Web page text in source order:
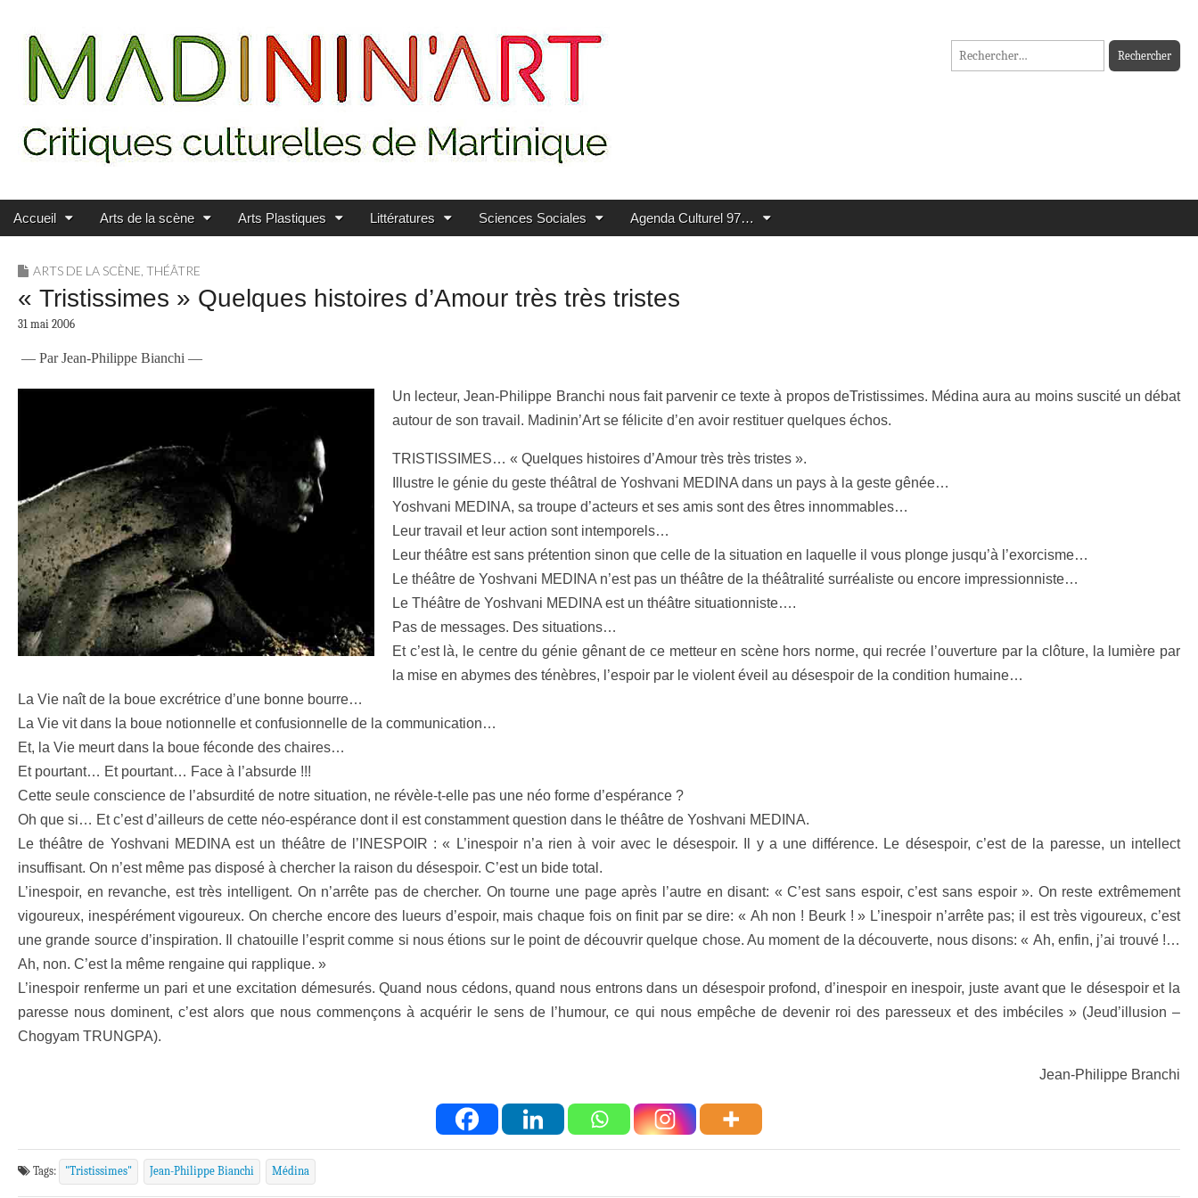
MADININ'ART
Rechercher :
Main menu
Skip to content
Accueil Arts de la scène Arts Plastiques Littératures Sciences Sociales Agenda Culturel 97…
ARTS DE LA SCÈNE THÉÂTRE
« Tristissimes » Quelques histoires d’Amour très très tristes
31 mai 2006
— Par Jean-Philippe Bianchi —
Un lecteur, Jean-Philippe Branchi nous fait parvenir ce texte à propos deTristissimes. Médina aura au moins suscité un débat
autour de son travail. Madinin’Art se félicite d’en avoir restituer quelques échos.
TRISTISSIMES… « Quelques histoires d’Amour très très tristes ».
Illustre le génie du geste théâtral de Yoshvani MEDINA dans un pays à la geste gênée…
Yoshvani MEDINA, sa troupe d’acteurs et ses amis sont des êtres innommables…
Leur travail et leur action sont intemporels…
Leur théâtre est sans prétention sinon que celle de la situation en laquelle il vous plonge jusqu’à l’exorcisme…
Le théâtre de Yoshvani MEDINA n’est pas un théâtre de la théâtralité surréaliste ou encore impressionniste…
Le Théâtre de Yoshvani MEDINA est un théâtre situationniste….
Pas de messages. Des situations…
Et c’est là, le centre du génie gênant de ce metteur en scène hors norme, qui recrée l’ouverture par la clôture, la lumière par
la mise en abymes des ténèbres, l’espoir par le violent éveil au désespoir de la condition humaine…
La Vie naît de la boue excrétrice d’une bonne bourre…
La Vie vit dans la boue notionnelle et confusionnelle de la communication…
Et, la Vie meurt dans la boue féconde des chaires…
Et pourtant… Et pourtant… Face à l’absurde !!!
Cette seule conscience de l’absurdité de notre situation, ne révèle-t-elle pas une néo forme d’espérance ?
Oh que si… Et c’est d’ailleurs de cette néo-espérance dont il est constamment question dans le théâtre de Yoshvani MEDINA.
Le théâtre de Yoshvani MEDINA est un théâtre de l’INESPOIR : « L’inespoir n’a rien à voir avec le désespoir. Il y a une différence. Le désespoir, c’est de la paresse, un intellect
insuffisant. On n’est même pas disposé à chercher la raison du désespoir. C’est un bide total.
L’inespoir, en revanche, est très intelligent. On n’arrête pas de chercher. On tourne une page après l’autre en disant: « C’est sans espoir, c’est sans espoir ». On reste extrêmement
vigoureux, inespérément vigoureux. On cherche encore des lueurs d’espoir, mais chaque fois on finit par se dire: « Ah non ! Beurk ! » L’inespoir n’arrête pas; il est très vigoureux, c’est
une grande source d’inspiration. Il chatouille l’esprit comme si nous étions sur le point de découvrir quelque chose. Au moment de la découverte, nous disons: « Ah, enfin, j’ai trouvé !…
Ah, non. C’est la même rengaine qui rapplique. »
L’inespoir renferme un pari et une excitation démesurés. Quand nous cédons, quand nous entrons dans un désespoir profond, d’inespoir en inespoir, juste avant que le désespoir et la
paresse nous dominent, c’est alors que nous commençons à acquérir le sens de l’humour, ce qui nous empêche de devenir roi des paresseux et des imbéciles » (Jeud’illusion –
Chogyam TRUNGPA).
Jean-Philippe Branchi
Tags: "Tristissimes" Jean-Philippe Bianchi Médina